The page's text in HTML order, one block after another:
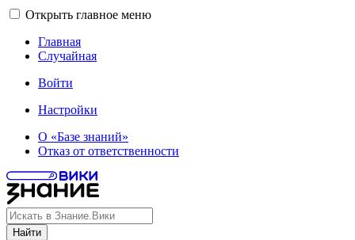
Открыть главное меню
Главная
Случайная
Войти
Настройки
О «Базе знаний»
Отказ от ответственности
Найти